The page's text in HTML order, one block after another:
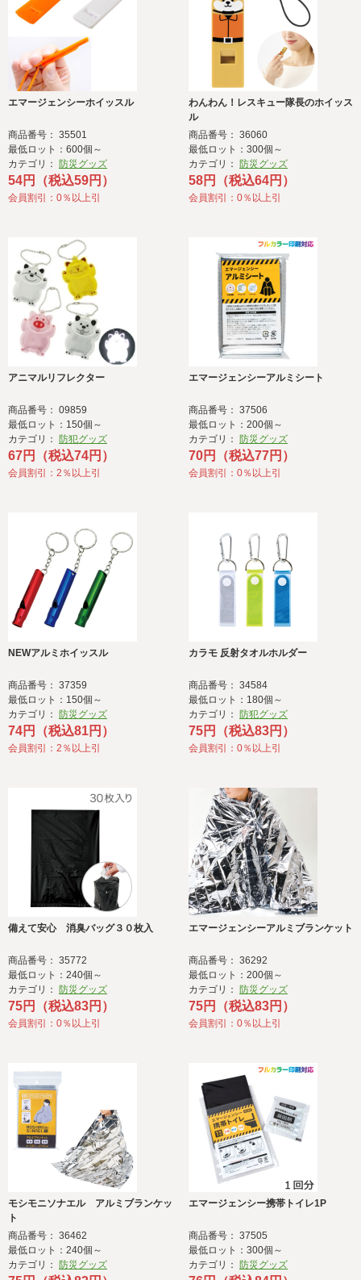
エマージェンシーホイッスル
商品番号： 35501
最低ロット：600個～
カテゴリ： 防災グッズ
54円（税込59円）
会員割引：0％以上引
わんわん！レスキュー隊長のホイッス
ル
商品番号： 36060
最低ロット：300個～
カテゴリ： 防災グッズ
58円（税込64円）
会員割引：0％以上引
アニマルリフレクター
商品番号： 09859
最低ロット：150個～
カテゴリ： 防犯グッズ
67円（税込74円）
会員割引：2％以上引
エマージェンシーアルミシート
商品番号： 37506
最低ロット：200個～
カテゴリ： 防災グッズ
70円（税込77円）
会員割引：0％以上引
NEWアルミホイッスル
商品番号： 37359
最低ロット：150個～
カテゴリ： 防災グッズ
74円（税込81円）
会員割引：2％以上引
カラモ 反射タオルホルダー
商品番号： 34584
最低ロット：180個～
カテゴリ： 防犯グッズ
75円（税込83円）
会員割引：0％以上引
備えて安心 消臭バッグ３０枚入
商品番号： 35772
最低ロット：240個～
カテゴリ： 防災グッズ
75円（税込83円）
会員割引：0％以上引
エマージェンシーアルミブランケット
商品番号： 36292
最低ロット：200個～
カテゴリ： 防災グッズ
75円（税込83円）
会員割引：0％以上引
モシモニソナエル アルミブランケッ
ト
商品番号： 36462
最低ロット：240個～
カテゴリ： 防災グッズ
エマージェンシー携帯トイレ1P
商品番号： 37505
最低ロット：300個～
カテゴリ： 防災グッズ